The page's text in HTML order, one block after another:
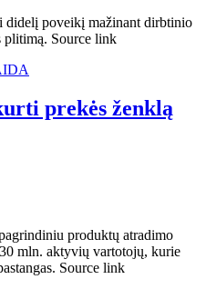
didelį poveikį mažinant dirbtinio
plitimą. Source link
prekės ženklą
produktų atradimo
mln. aktyvių vartotojų, kurie
Source link